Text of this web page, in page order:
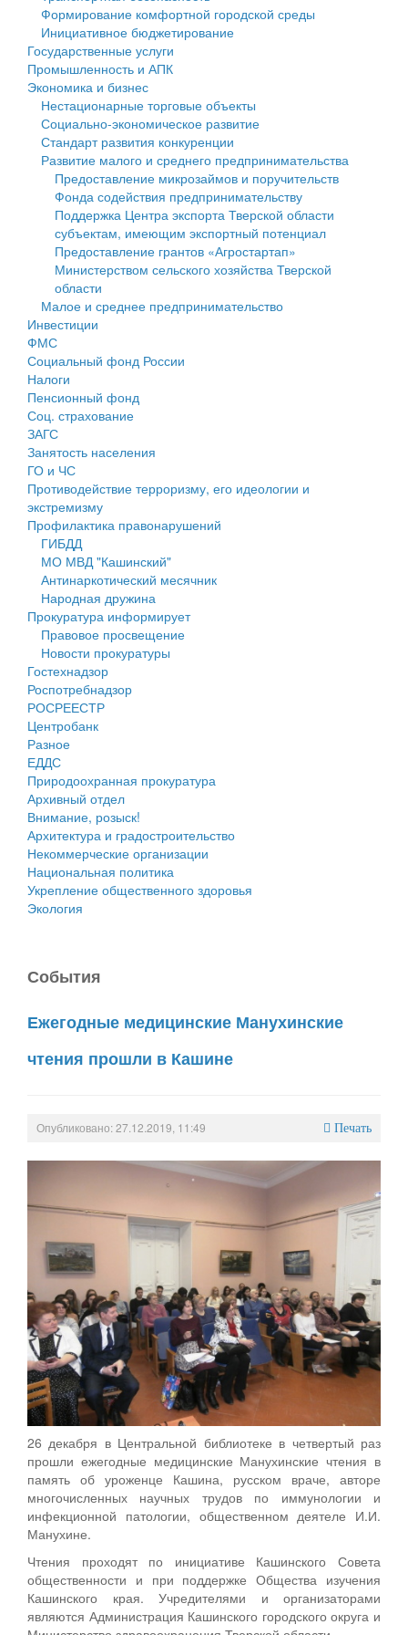
Государственные услуги
Промышленность и АПК
Экономика и бизнес
Символика
Устав
Гостям округа
Туризм
Культура
Образование
Здравоохранение
Социальная защита
Фотоальбом
муниципального округа Тверской области
Администрация Кашинского муниципального округа
Тверской области
Управление сельскими территориями
Открытые данные
Работа с обращениями граждан
Муниципальный контроль
Муниципальные услуги
Проекты административных регламентов
Антимонопольный комплаенс
Противодействие коррупции
Финансовое управление
Бюджет для граждан
Имущество
Выявление правообладателей ранее учтенных
объектов недвижимости
Имущественная поддержка субъектов малого и
среднего предпринимательства
Информационная поддержка субъектов малого и
среднего предпринимательства
Муниципальные программы
Контрольно-счетная палата
Персональные данные
Оценка регулирующего воздействия
Деятельность МУ
Нормативы градостроительного проектирования
Правила землепользования и застройки
Генеральные планы
Проекты планировки территории
Собрание депутатов
Городское поселение
Сельские поселения
Формирование комфортной городской среды
Инициативное бюджетирование
Государственные услуги
Промышленность и АПК
Экономика и бизнес
Нестационарные торговые объекты
Социально-экономическое развитие
Стандарт развития конкуренции
Развитие малого и среднего предпринимательства
Предоставление микрозаймов и поручительств
Фонда содействия предпринимательству
Поддержка Центра экспорта Тверской области
субъектам, имеющим экспортный потенциал
Предоставление грантов «Агростартап»
Министерством сельского хозяйства Тверской
области
Малое и среднее предпринимательство
Инвестиции
ФМС
Социальный фонд России
Налоги
Пенсионный фонд
Соц. страхование
ЗАГС
Занятость населения
ГО и ЧС
Противодействие терроризму, его идеологии и
экстремизму
Профилактика правонарушений
ГИБДД
МО МВД "Кашинский"
Антинаркотический месячник
Народная дружина
Прокуратура информирует
Правовое просвещение
Новости прокуратуры
Гостехнадзор
Роспотребнадзор
РОСРЕЕСТР
Центробанк
Разное
ЕДДС
Природоохранная прокуратура
Архивный отдел
Внимание, розыск!
Архитектура и градостроительство
Некоммерческие организации
Национальная политика
Укрепление общественного здоровья
Экология
События
Ежегодные медицинские Манухинские
чтения прошли в Кашине
Опубликовано: 27.12.2019, 11:49 Печать
26 декабря в Центральной библиотеке в четвертый раз
прошли ежегодные медицинские Манухинские чтения в
память об уроженце Кашина, русском враче, авторе
многочисленных научных трудов по иммунологии и
инфекционной патологии, общественном деятеле И.И.
Манухине.
Чтения проходят по инициативе Кашинского Совета
общественности и при поддержке Общества изучения
Кашинского края. Учредителями и организаторами
являются Администрация Кашинского городского округа и